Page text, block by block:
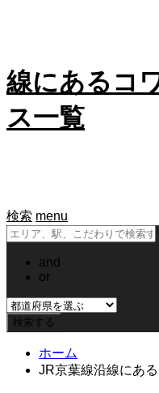
線にあるコ
ス一覧
検索 menu
and
or
ホーム
JR京葉線沿線にあ